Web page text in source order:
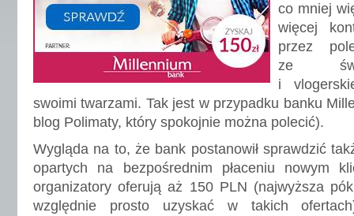
co mniej
więcej
przez
ze
i
swoimi twarzami. Tak jest w przypadku banku
blog Polimaty, który spokojnie można polecić).
Wygląda na to, że bank postanowił sprawdzić
opartych na bezpośrednim płaceniu nowym
organizatory oferują aż 150 PLN (najwyższa
względnie prosto uzyskać w takich